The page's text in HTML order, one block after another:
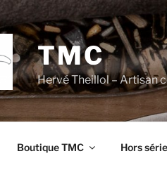
TMC
Hervé Theillol – Artisan
Boutique TMC Hors